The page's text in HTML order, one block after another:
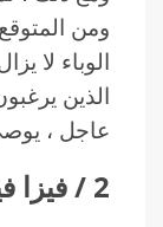
الوباء لا
الذين
عاجل ،
2
/فيزا